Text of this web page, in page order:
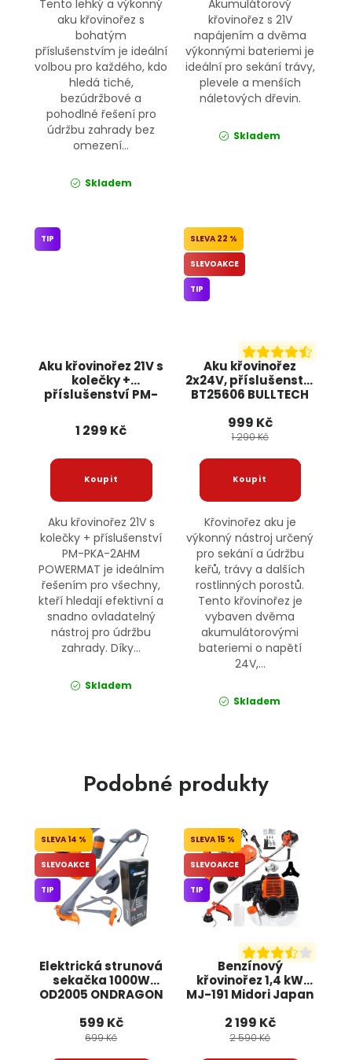
Tento lehký a výkonný
aku křovinořez s
bohatým
příslušenstvím je ideální
volbou pro každého, kdo
hledá tiché,
bezúdržbové a
pohodlné řešení pro
údržbu zahrady bez
omezení...
Skladem
Akumulátorový
křovinořez s 21V
napájením a dvěma
výkonnými bateriemi je
ideální pro sekání trávy,
plevele a menších
náletových dřevin.
Skladem
Aku křovinořez 21V s
kolečky +
příslušenství PM-
POWERMAT
TIP
1 299 Kč
Aku křovinořez 21V s
kolečky + příslušenství
PM-PKA-2AHM
POWERMAT je ideálním
řešením pro všechny,
kteří hledají efektivní a
snadno ovladatelný
nástroj pro údržbu
zahrady. Díky...
Skladem
Aku křovinořez
2x24V, příslušenství
BT25606 BULLTECH
22 %
SLEVOAKCE
TIP
999 Kč
1 290 Kč
Křovinořez aku je
výkonný nástroj určený
pro sekání a údržbu
keřů, trávy a dalších
rostlinných porostů.
Tento křovinořez je
vybaven dvěma
akumulátorovými
bateriemi o napětí
24V,...
Skladem
Podobné produkty
Elektrická strunová
sekačka 1000W
OD2005 ONDRAGON
14 %
SLEVOAKCE
TIP
599 Kč
699 Kč
Benzínový
křovinořez 1,4 kW
MJ-191 Midori Japan
15 %
SLEVOAKCE
TIP
2 199 Kč
2 590 Kč